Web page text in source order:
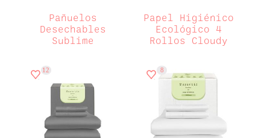
Pañuelos
Desechables
Sublime
Papel Higiénico
Ecológico 4
Rollos Cloudy
12 8